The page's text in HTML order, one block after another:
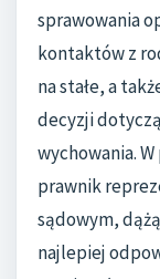
sprawowania
kontaktów z
na stałe, a
decyzji
wychowania.
prawnik
sądowym,
najlepiej